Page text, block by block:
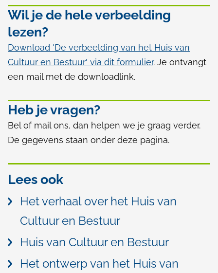
Wil je de hele verbeelding
lezen?
Download 'De verbeelding van het Huis van
Cultuur en Bestuur' via dit formulier. Je ontvangt
een mail met de downloadlink.
Heb je vragen?
Bel of mail ons, dan helpen we je graag verder.
De gegevens staan onder deze pagina.
Lees ook
Het verhaal over het Huis van
Cultuur en Bestuur
Huis van Cultuur en Bestuur
Het ontwerp van het Huis van